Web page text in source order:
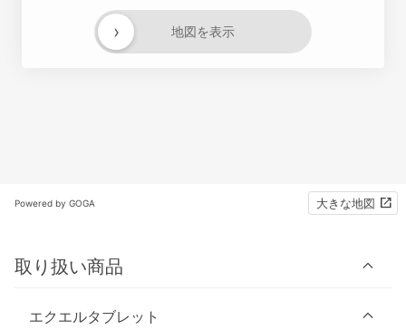
地図を表示
›
Powered by GOGA 大きな地図
取り扱い商品
エクエルタブレット